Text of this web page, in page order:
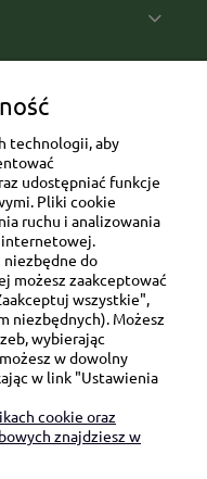
57/58
NAMI:
technologii, aby
udostępniać funkcje
Pliki cookie
ruchu i analizowania
internetowej.
niezbędne do
możesz zaakceptować
wszystkie",
niezbędnych). Możesz
wybierając
w dowolny
w link "Ustawienia
cookie oraz
znajdziesz w